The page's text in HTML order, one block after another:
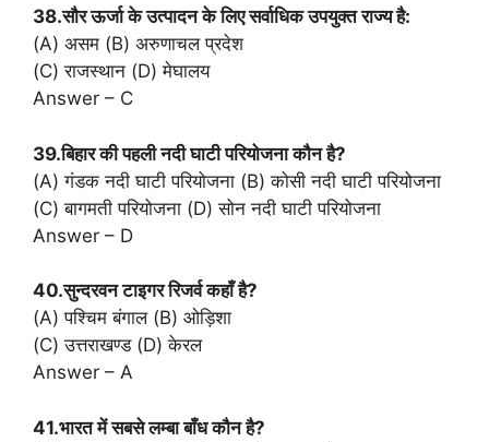
38.सौर ऊर्जा के उत्पादन के लिए सर्वाधिक उपयुक्त राज्य है:
(A) असम (B) अरुणाचल प्रदेश
(C) राजस्थान (D) मेघालय
Answer – C
39.बिहार की पहली नदी घाटी परियोजना कौन है?
(A) गंडक नदी घाटी परियोजना (B) कोसी नदी घाटी परियोजना
(C) बागमती परियोजना (D) सोन नदी घाटी परियोजना
Answer – D
40.सुन्दरवन टाइगर रिजर्व कहाँ है?
(A) पश्चिम बंगाल (B) ओड़िशा
(C) उत्तराखण्ड (D) केरल
Answer – A
41.भारत में सबसे लम्बा बाँध कौन है?